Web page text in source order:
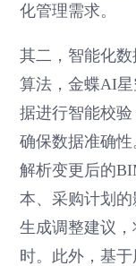
化管理需求。
其二，智能化
算法，金蝶AI
据进行智能校验
确保数据准确
解析变更后的
本、采购计划
生成调整建议
时。此外，基